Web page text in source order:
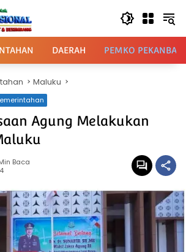
DAERAH PEMKO
Maluku
Agung Melakukan
Baca